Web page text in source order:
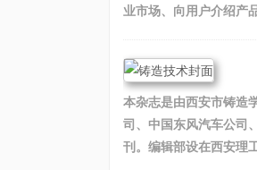
业市场、向用户介绍产
本杂志是由西安市铸造
司、中国东风汽车公司
刊。编辑部设在西安理